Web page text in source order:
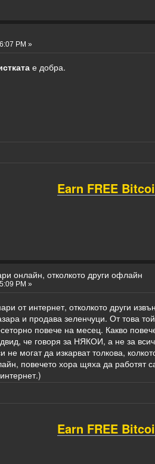
PM »
е добра.
Earn FREE
онлайн, отколкото други офлайн
PM »
от интернет, отколкото други
и продава зеленчуци. От това
повече на месец. Какво
че говоря за НЯКОИ, а не за
не могат да изкарват толкова,
повечето хора щяха да работят
Earn FREE